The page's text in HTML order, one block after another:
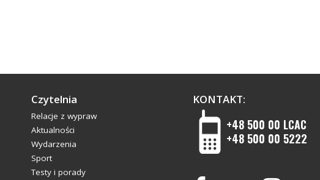
Czytelnia
Relacje z wypraw
Aktualności
Wydarzenia
Sport
Testy i porady
KONTAKT:
+48 500 00 LCAC
+48 500 00 5222